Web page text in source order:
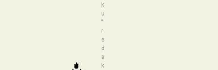
k
u
”
r
e
d
a
k